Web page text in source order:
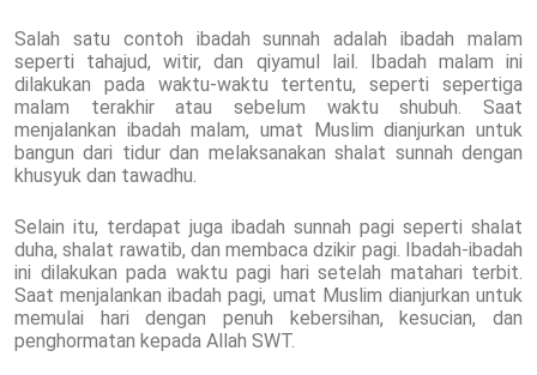
Salah satu contoh ibadah sunnah adalah ibadah malam
seperti tahajud, witir, dan qiyamul lail. Ibadah malam ini
dilakukan pada waktu-waktu tertentu, seperti sepertiga
malam terakhir atau sebelum waktu shubuh. Saat
menjalankan ibadah malam, umat Muslim dianjurkan untuk
bangun dari tidur dan melaksanakan shalat sunnah dengan
khusyuk dan tawadhu.
Selain itu, terdapat juga ibadah sunnah pagi seperti shalat
duha, shalat rawatib, dan membaca dzikir pagi. Ibadah-ibadah
ini dilakukan pada waktu pagi hari setelah matahari terbit.
Saat menjalankan ibadah pagi, umat Muslim dianjurkan untuk
memulai hari dengan penuh kebersihan, kesucian, dan
penghormatan kepada Allah SWT.